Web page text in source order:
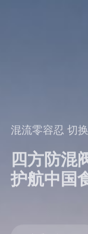
混流零容忍 切
四方防混
护航中国